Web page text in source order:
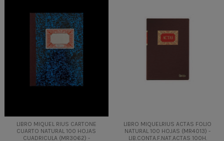
LIBRO MIQUEL RIUS CARTONE
CUARTO NATURAL 100 HOJAS
CUADRICULA (MR3062) -
LIBRO MIQUELRIUS ACTAS FOLIO
NATURAL 100 HOJAS (MR4013) -
LIB.CONTA.F.NAT.ACTAS 100H.